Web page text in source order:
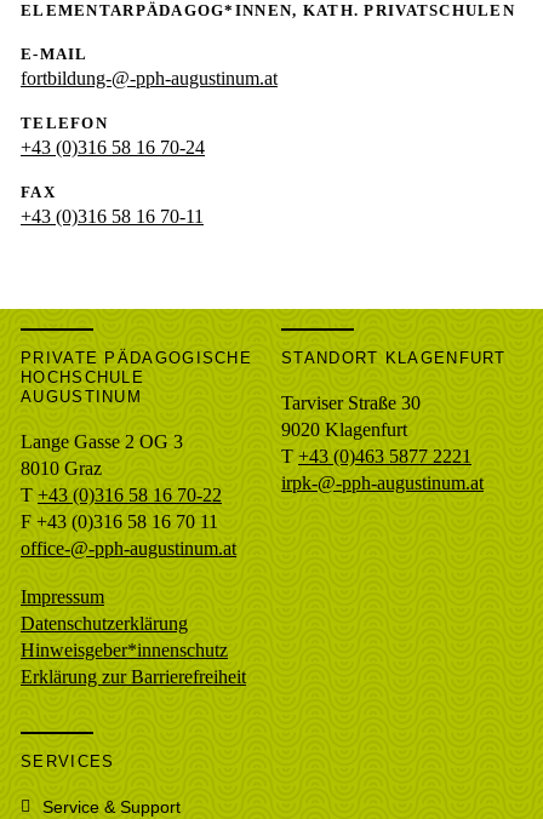
ELEMENTARPÄDAGOG*INNEN, KATH. PRIVATSCHULEN
E-MAIL
fortbildung-@-pph-augustinum.at
TELEFON
+43 (0)316 58 16 70-24
FAX
+43 (0)316 58 16 70-11
PRIVATE PÄDAGOGISCHE
HOCHSCHULE
AUGUSTINUM
Lange Gasse 2 OG 3
8010 Graz
T +43 (0)316 58 16 70-22
F +43 (0)316 58 16 70 11
office-@-pph-augustinum.at
Impressum
Datenschutzerklärung
Hinweisgeber*innenschutz
Erklärung zur Barrierefreiheit
STANDORT KLAGENFURT
Tarviser Straße 30
9020 Klagenfurt
T +43 (0)463 5877 2221
irpk-@-pph-augustinum.at
SERVICES
Service & Support